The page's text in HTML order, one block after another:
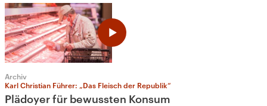
Archiv
Karl Christian Führer: „Das Fleisch der Republik“
Plädoyer für bewussten Konsum